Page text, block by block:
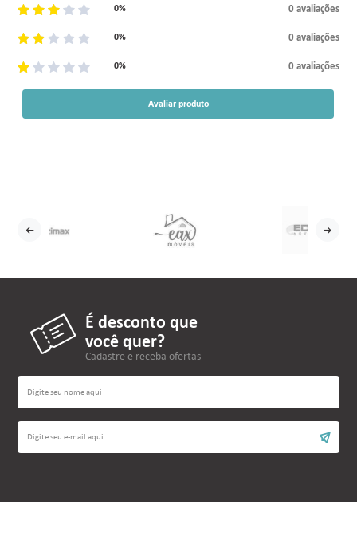
0% 0 avaliações
0% 0 avaliações
0% 0 avaliações
Avaliar produto
É desconto que
você quer?
Cadastre e receba ofertas